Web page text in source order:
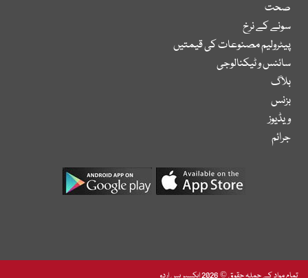
صحت
سونے کے نرخ
پیٹرولیم مصنوعات کی قیمتیں
سائنس و ٹیکنالوجی
بلاگ
بزنس
ویڈیوز
جرائم
تمام مواد کے جملہ حقوق © 2026 ایکسپریس اردو